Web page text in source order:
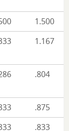
1.500
1.167
.804
.875
.833